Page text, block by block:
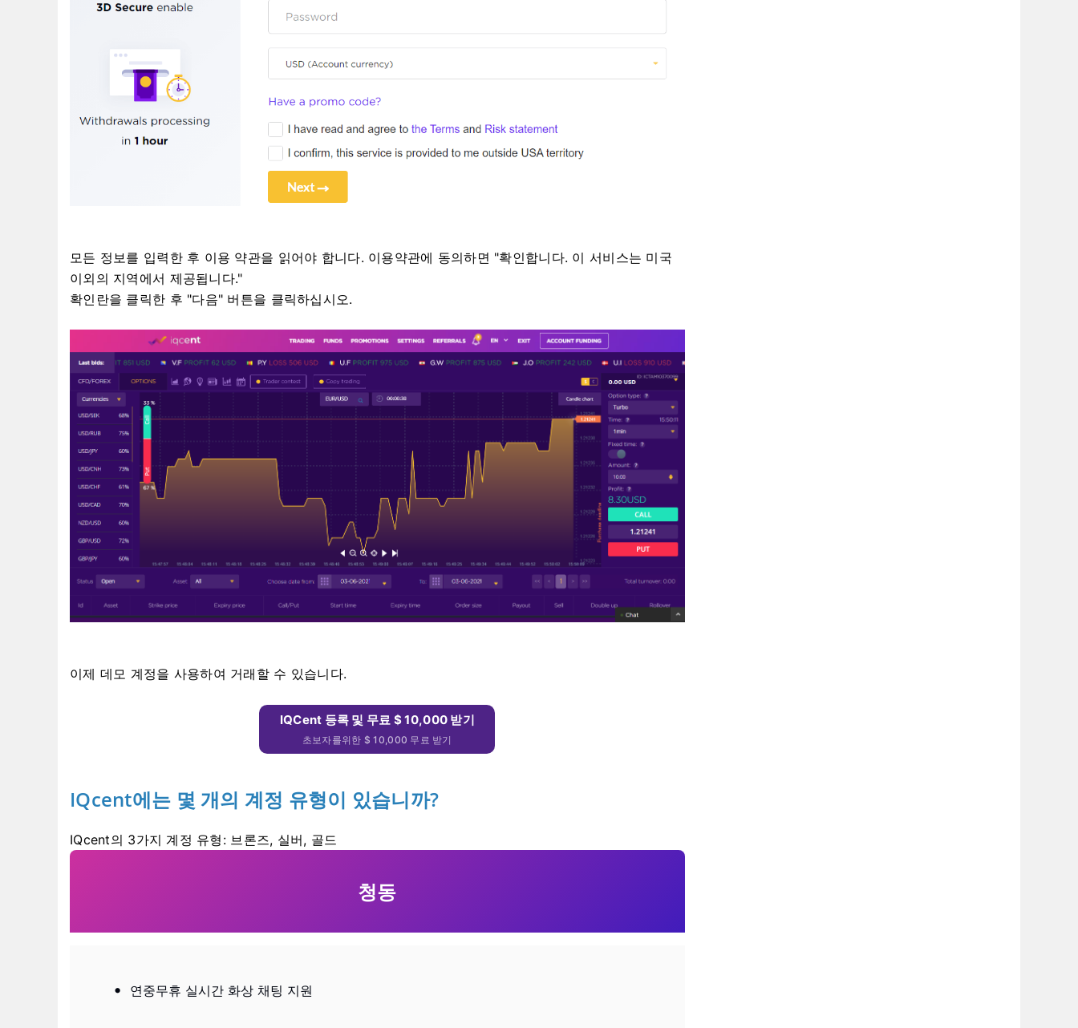
모든 정보를 입력한 후 이용 약관을 읽어야 합니다. 이용약관에 동의하면 "확인합니다. 이 서비스는 미국
이외의 지역에서 제공됩니다."
확인란을 클릭한 후 "다음" 버튼을 클릭하십시오.
이제 데모 계정을 사용하여 거래할 수 있습니다.
IQCent 등록 및 무료 $ 10,000 받기
초보자를위한 $ 10,000 무료 받기
IQcent에는 몇 개의 계정 유형이 있습니까?
IQcent의 3가지 계정 유형: 브론즈, 실버, 골드
청동
연중무휴 실시간 화상 채팅 지원